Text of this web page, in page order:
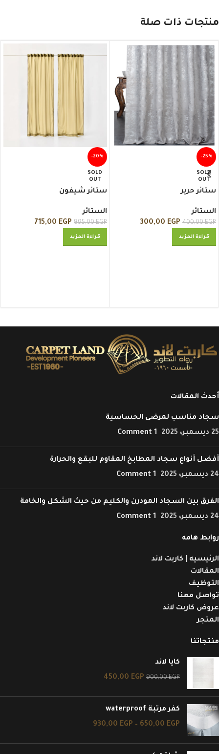
منتجات ذات صلة
-25%
SOLD
OUT
ستائر حرير
الستائر
400,00EGP
300,00 EGP
قراءة المزيد
-20%
SOLD
OUT
ستائر شيفون
الستائر
895,00EGP
715,00 EGP
قراءة المزيد
أحدث المقالات
سجاد مناسب لمرضى الحساسية
25 ديسمبر، 2025
1 Comment
أفضل أنواع سجاد المطابخ المقاوم للبقع والحرارة
24 ديسمبر، 2025
1 Comment
الفرق بين السجاد المودرن والكليم من حيث الشكل والخامة
24 ديسمبر، 2025
1 Comment
روابط هامه
الرئيسيه | كاربت لاند
المقالات
التوظيف
تواصل معنا
عروض كاربت لاند
المتجر
منتجاتنا
كايا لاند
900,00EGP
450,00 EGP
كفر مرتبة waterproof
650,00 EGP
–
930,00 EGP